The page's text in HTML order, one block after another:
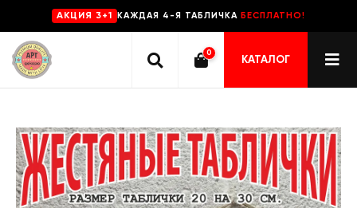
AKЦИЯ 3+1 КАЖДАЯ 4-Я ТАБЛИЧКА БЕСПЛАТНО!
0
КАТАЛОГ